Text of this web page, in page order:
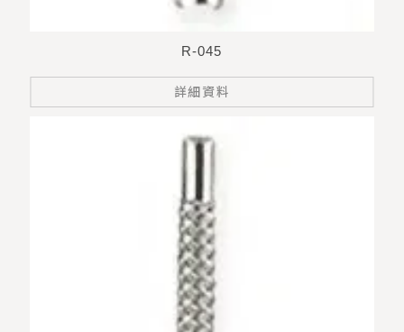
R-045
詳細資料